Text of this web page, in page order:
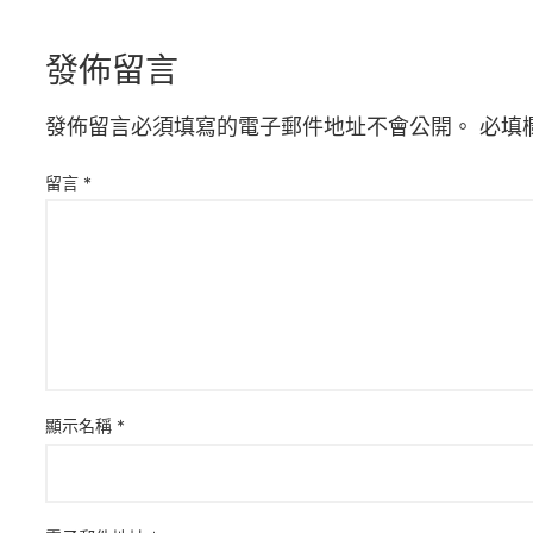
發佈留言
發佈留言必須填寫的電子郵件地址不會公開。 必填
留言 *
顯示名稱 *